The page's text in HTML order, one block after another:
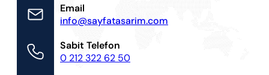
Email
info@sayfatasarim.com
Sabit Telefon
0 212 322 62 50